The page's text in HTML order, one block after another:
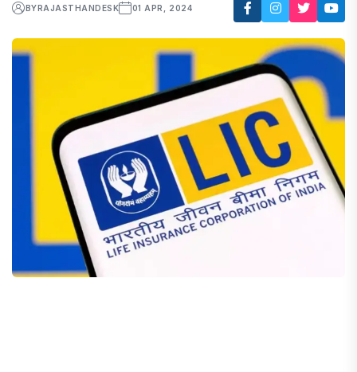
BY RAJASTHANDESK 01 APR, 2024